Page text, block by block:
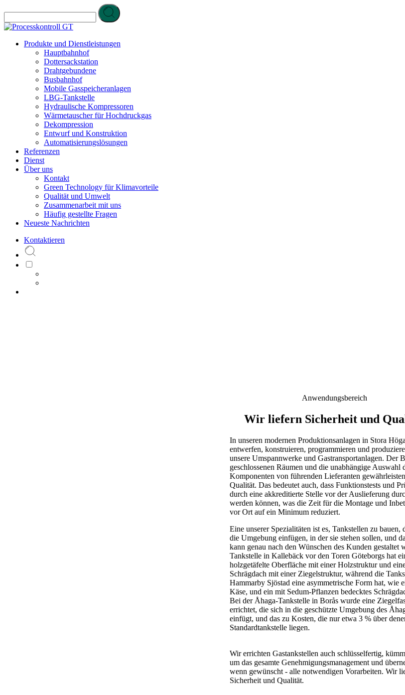
Produkte und Dienstleistungen
Hauptbahnhof
Dottersackstation
Drahtgebundene
Busbahnhof
Mobile Gasspeicheranlagen
LBG-Tankstelle
Hydraulische Kompressoren
Wärmetauscher für Hochdruckgas
Dekompression
Entwurf und Konstruktion
Automatisierungslösungen
Referenzen
Dienst
Über uns
Kontakt
Green Technology für Klimavorteile
Qualität und Umwelt
Zusammenarbeit mit uns
Häufig gestellte Fragen
Neueste Nachrichten
Kontaktieren
Anwendungsbereich
Wir liefern Sicherheit und
In unseren modernen Produktionsanlagen in Stora Höga
entwerfen, konstruieren, programmieren und
unsere Umspannwerke und Gastransportanlagen. Der
geschlossenen Räumen und die unabhängige Auswahl
Komponenten von führenden Lieferanten
Qualität. Das bedeutet auch, dass Funktionstests und
durch eine akkreditierte Stelle vor der Auslieferung
werden können, was die Zeit für die Montage und
vor Ort auf ein Minimum reduziert.
Eine unserer Spezialitäten ist es, Tankstellen zu bauen,
die Umgebung einfügen, in der sie stehen sollen, und
kann genau nach den Wünschen des Kunden gestaltet
Tankstelle in Kallebäck vor den Toren Göteborgs hat
holzgetäfelte Oberfläche mit einer Holzstruktur und
Schrägdach mit einer Ziegelstruktur, während die
Hammarby Sjöstad eine asymmetrische Form hat, wie
Käse, und ein mit Sedum-Pflanzen bedecktes
Bei der Åhaga-Tankstelle in Borås wurde eine
errichtet, die sich in die geschützte Umgebung des
einfügt, und das zu Kosten, die nur etwa 3 % über
Standardtankstelle liegen.
Wir errichten Gastankstellen auch schlüsselfertig,
um das gesamte Genehmigungsmanagement und
wenn gewünscht - alle notwendigen Vorarbeiten. Wir
Sicherheit und Qualität.